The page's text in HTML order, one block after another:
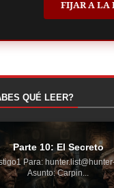
FIJAR A LA
QUÉ LEER?
Parte 10: El Secreto
Para:
Asunto: Carpin...